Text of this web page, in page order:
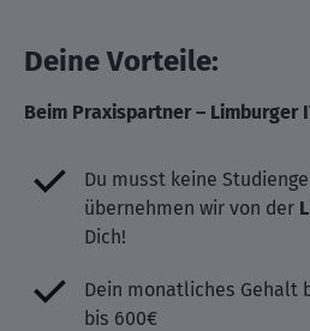
Deine Vorteile:
Beim Praxispartner – Limburger
Du musst keine
übernehmen wir von der
Dich!
Dein monatliches Gehalt
bis 600€ ️